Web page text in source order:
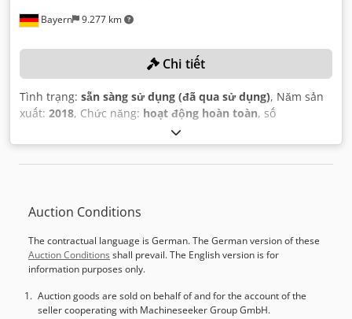
Bayern 9.277 km
Chi tiết
Tình trạng: sẵn sàng sử dụng (đã qua sử dụng), Năm sản
xuất: 2018, Chức năng: hoạt động hoàn toàn, số
, khoảng cách di chuyển trục X:
550 mm, khoảng cách di chuyển trục Y:850 mm, khoảng
cách di chuyển trục Z:450 mm,
Auction Conditions
The contractual language is German. The German version of these
Auction Conditions shall prevail. The English version is for
information purposes only.
Auction goods are sold on behalf of and for the account of the
seller cooperating with Machineseeker Group GmbH.